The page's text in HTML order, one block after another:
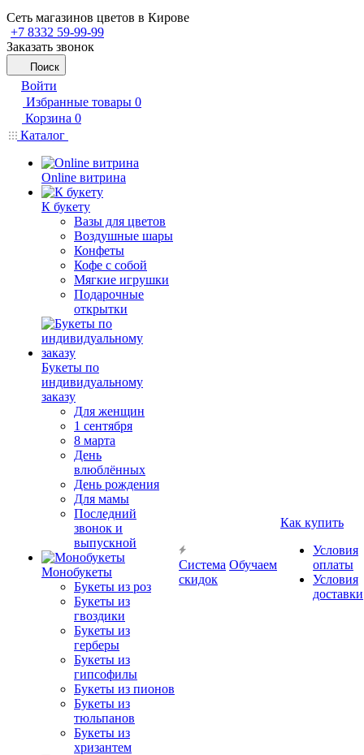
Сеть магазинов цветов в Кирове
+7 8332 59-99-99
Заказать звонок
Поиск
Войти
Избранные товары 0
Корзина 0
Каталог
Online витрина
К букету
Вазы для цветов
Воздушные шары
Конфеты
Кофе с собой
Мягкие игрушки
Подарочные
открытки
Букеты по
индивидуальному
заказу
Для женщин
1 сентября
8 марта
День
влюблённых
День рождения
Для мамы
Последний
звонок и
выпускной
Монобукеты
Букеты из роз
Букеты из
гвоздики
Букеты из
герберы
Букеты из
гипсофилы
Букеты из пионов
Букеты из
тюльпанов
Букеты из
хризантем
Система
скидок
Обучаем
Как купить
Условия
оплаты
Условия
доставки